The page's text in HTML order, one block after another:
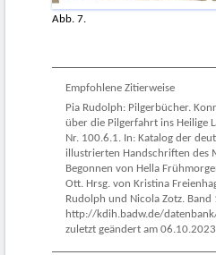
Abb. 7.
Empfohlene Zitierweise
Pia Rudolph: Pilgerbücher.
über die Pilgerfahrt ins Heilige
Nr. 100.6.1. In: Katalog der
illustrierten Handschriften des
Begonnen von Hella
Ott. Hrsg. von Kristina
Rudolph und Nicola Zotz.
http://kdih.badw.de/
zuletzt geändert am